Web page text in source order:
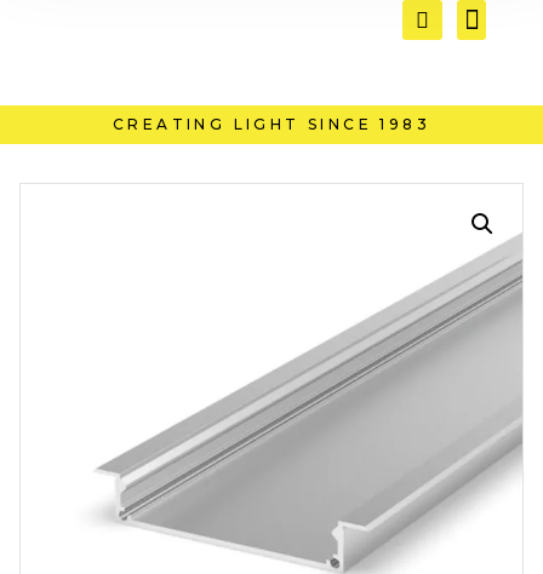
CREATING LIGHT SINCE 1983